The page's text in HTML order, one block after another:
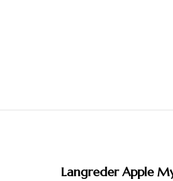
Langreder Apple